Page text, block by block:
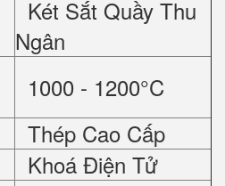
Két Sắt Quầy Thu
Ngân
1000 - 1200°C
Thép Cao Cấp
Khoá Điện Tử